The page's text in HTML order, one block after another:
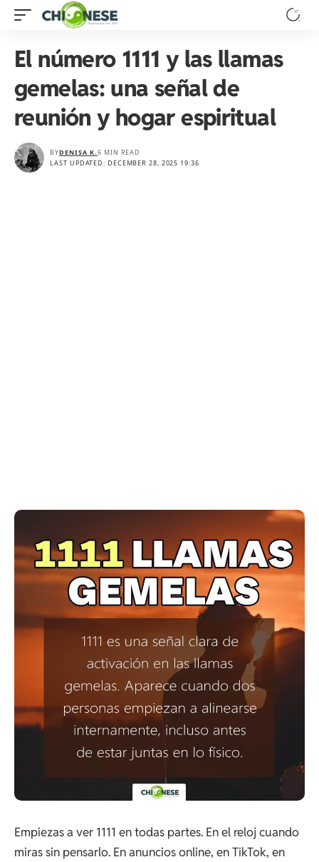
El número 1111 y las llamas
gemelas: una señal de
reunión y hogar espiritual
LAST UPDATED: DECEMBER 28, 2025 19:36
BYDENISA K.6 MIN READ
Empiezas a ver 1111 en todas partes. En el reloj cuando
miras sin pensarlo. En anuncios online, en TikTok, en